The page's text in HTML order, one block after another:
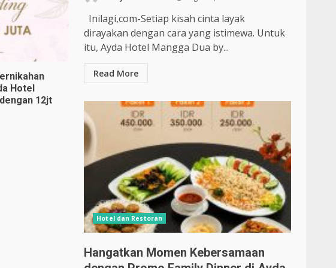
Hotel
12jt
Inilagi,com-Setiap kisah cinta layak
dirayakan dengan cara yang istimewa. Untuk
itu, Ayda Hotel Mangga Dua by...
Read More
Hotel dan Restoran
Hangatkan Momen Kebersamaan